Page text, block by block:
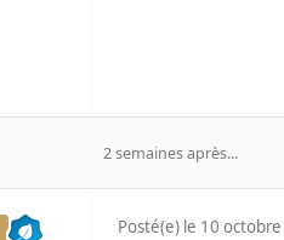
2 semaines après...
Posté(e) le 10